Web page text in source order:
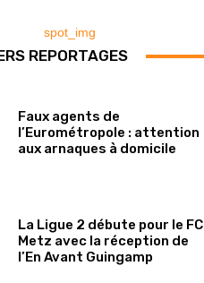
REPORTAGES
Faux agents de
l’Eurométropole : attention
aux arnaques à domicile
La Ligue 2 débute pour le FC
Metz avec la réception de
l’En Avant Guingamp